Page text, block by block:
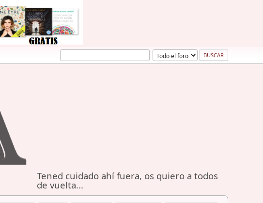
Tened cuidado ahí fuera, os quiero a todos
de vuelta...